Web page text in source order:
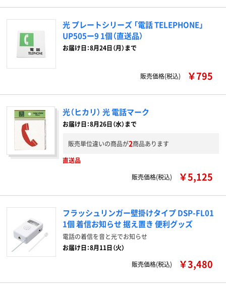
光 プレートシリーズ 「電話 TELEPHONE」
UP505ー9 1個（直送品）
お届け日：8月24日（月）まで
販売価格(税込) ￥795
光（ヒカリ） 光 電話マーク
お届け日：8月26日（水）まで
販売単位違いの商品が2商品あります
直送品
販売価格(税込)
￥5,125
フラッシュリンガー壁掛けタイプ DSP-FL01
1個 着信お知らせ 据え置き 便利グッズ
電話の着信を音と光でお知らせ
お届け日：8月11日（火）
販売価格(税込)
￥3,480